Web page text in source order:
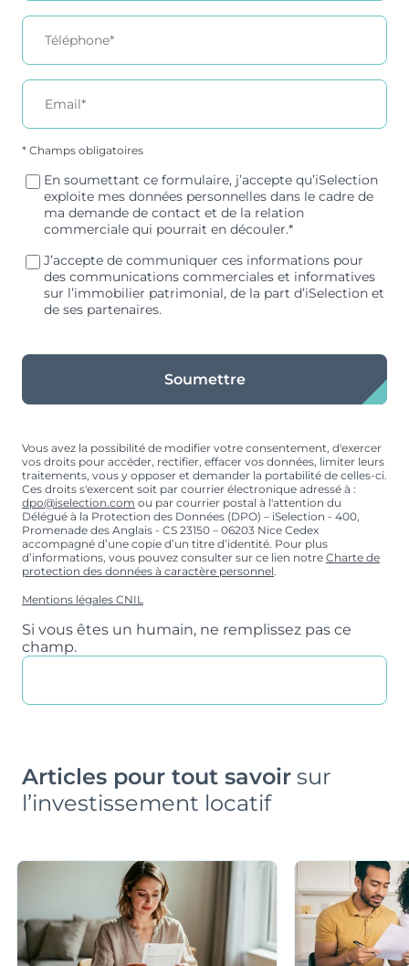
* Champs obligatoires
En soumettant ce formulaire, j’accepte qu’iSelection
exploite mes données personnelles dans le cadre de
ma demande de contact et de la relation
commerciale qui pourrait en découler.*
J’accepte de communiquer ces informations pour
des communications commerciales et informatives
sur l’immobilier patrimonial, de la part d’iSelection et
de ses partenaires.
Soumettre
Vous avez la possibilité de modifier votre consentement, d'exercer
vos droits pour accéder, rectifier, effacer vos données, limiter leurs
traitements, vous y opposer et demander la portabilité de celles-ci.
Ces droits s'exercent soit par courrier électronique adressé à :
dpo@iselection.com ou par courrier postal à l'attention du
Délégué à la Protection des Données (DPO) – iSelection - 400,
Promenade des Anglais - CS 23150 – 06203 Nice Cedex
accompagné d’une copie d’un titre d’identité. Pour plus
d’informations, vous pouvez consulter sur ce lien notre Charte de
protection des données à caractère personnel.
Mentions légales CNIL
Si vous êtes un humain, ne remplissez pas ce
champ.
Articles pour tout savoir sur
l’investissement locatif